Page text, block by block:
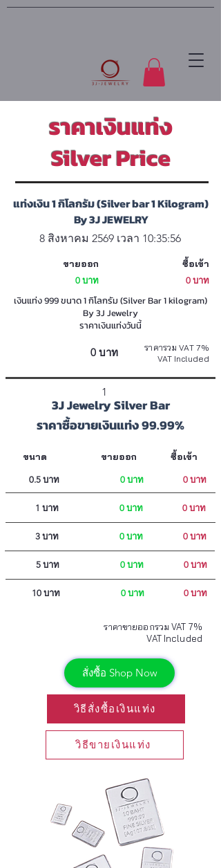
ราคาเงินแท่ง
Silver Price
แท่งเงิน 1 กิโลกรัม (Silver bar 1 Kilogram)
By 3J JEWELRY
8 สิงหาคม 2569 เวลา 10:35:56
ขายออก
0 บาท
ซื้อเข้า
0 บาท
เงินแท่ง 999 ขนาด 1 กิโลกรัม (Silver Bar 1 kilogram)
By 3J Jewelry
ราคาเงินแท่งวันนี้
ราคารวม VAT 7%
VAT Included
0 บาท
3J Jewelry Silver Bar
ราคาซื้อขายเงินแท่ง 99.99%
1
ขนาด
0.5 บาท
ขายออก
0 บาท
ซื้อเข้า
0 บาท
1 บาท 0 บาท
0 บาท
3 บาท 0 บาท 0 บาท
5 บาท 0 บาท 0 บาท
10 บาท 0 บาท 0 บาท
ราคาขายออกรวม VAT 7%
VAT Included
สั่งซื้อ Shop Now
วิธีสั่งซื้อเงินแท่ง
วิธีขายเงินแท่ง